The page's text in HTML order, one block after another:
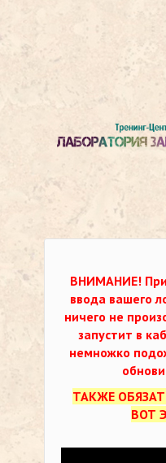
ВНИМАНИЕ!
ввода вашего
ничего не
запустит в
немножко
ТАКЖЕ
ВОТ